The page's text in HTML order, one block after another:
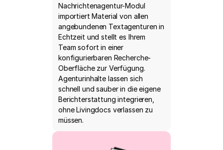
Nachrichtenagentur-Modul
importiert Material von allen
angebundenen Textagenturen in
Echtzeit und stellt es Ihrem
Team sofort in einer
konfigurierbaren Recherche-
Oberfläche zur Verfügung.
Agenturinhalte lassen sich
schnell und sauber in die eigene
Berichterstattung integrieren,
ohne Livingdocs verlassen zu
müssen.